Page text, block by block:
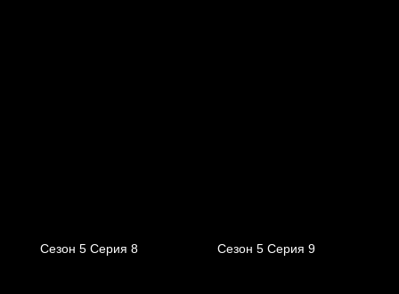
Сезон 5 Серия 8 Сезон 5 Серия 9